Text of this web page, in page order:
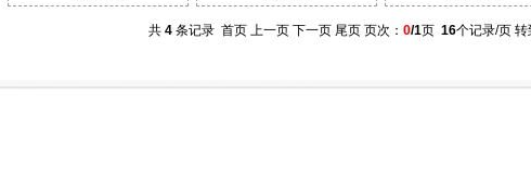
共 4 条记录 首页 上一页 下一页 尾页 页次： 0/1页 16个记录/页 转